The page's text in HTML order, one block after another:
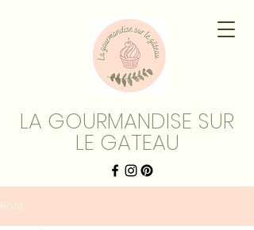
LA GOURMANDISE SUR
LE GATEAU
Post